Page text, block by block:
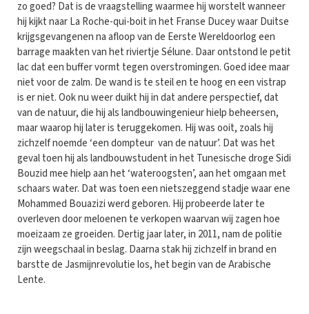
zo goed? Dat is de vraagstelling waarmee hij worstelt wanneer
hij kijkt naar La Roche-qui-boit in het Franse Ducey waar Duitse
krijgsgevangenen na afloop van de Eerste Wereldoorlog een
barrage maakten van het riviertje Sélune. Daar ontstond le petit
lac dat een buffer vormt tegen overstromingen. Goed idee maar
niet voor de zalm. De wand is te steil en te hoog en een vistrap
is er niet. Ook nu weer duikt hij in dat andere perspectief, dat
van de natuur, die hij als landbouwingenieur hielp beheersen,
maar waarop hij later is teruggekomen. Hij was ooit, zoals hij
zichzelf noemde ‘een dompteur van de natuur’. Dat was het
geval toen hij als landbouwstudent in het Tunesische droge Sidi
Bouzid mee hielp aan het ‘wateroogsten’, aan het omgaan met
schaars water. Dat was toen een nietszeggend stadje waar ene
Mohammed Bouazizi werd geboren. Hij probeerde later te
overleven door meloenen te verkopen waarvan wij zagen hoe
moeizaam ze groeiden. Dertig jaar later, in 2011, nam de politie
zijn weegschaal in beslag. Daarna stak hij zichzelf in brand en
barstte de Jasmijnrevolutie los, het begin van de Arabische
Lente.